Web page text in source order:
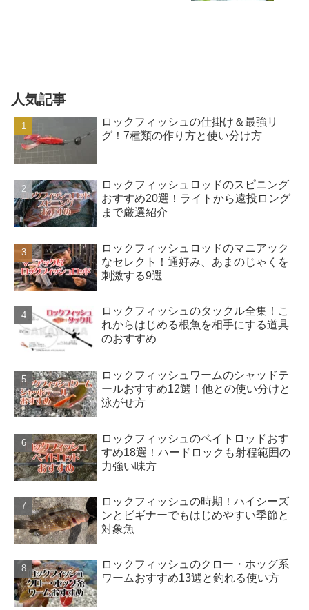
人気記事
ロックフィッシュの仕掛け＆最強リ
グ！7種類の作り方と使い分け方
ロックフィッシュロッドのスピニング
おすすめ20選！ライトから遠投ロング
まで厳選紹介
ロックフィッシュロッドのマニアック
なセレクト！通好み、あまのじゃくを
刺激する9選
ロックフィッシュのタックル全集！こ
れからはじめる根魚を相手にする道具
のおすすめ
ロックフィッシュワームのシャッドテ
ールおすすめ12選！他との使い分けと
泳がせ方
ロックフィッシュのベイトロッドおす
すめ18選！ハードロックも射程範囲の
力強い味方
ロックフィッシュの時期！ハイシーズ
ンとビギナーでもはじめやすい季節と
対象魚
ロックフィッシュのクロー・ホッグ系
ワームおすすめ13選と釣れる使い方